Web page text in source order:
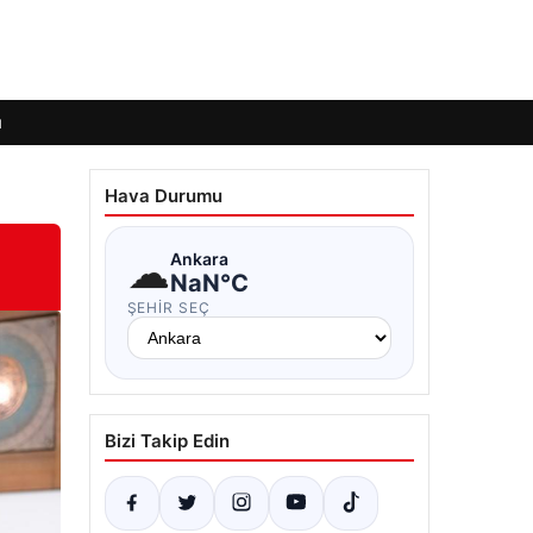
Hava Durumu
☁Ankara
NaN°C
ŞEHIR SEÇ
Bizi Takip Edin